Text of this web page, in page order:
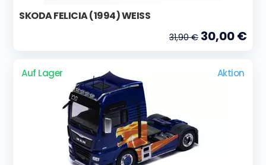
SKODA FELICIA (1994) WEISS
31,90 € 30,00 €
Auf Lager Aktion